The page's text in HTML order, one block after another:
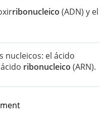
ribonucleico (ADN) y el
nucleicos: el ácido
ribonucleico (ARN).